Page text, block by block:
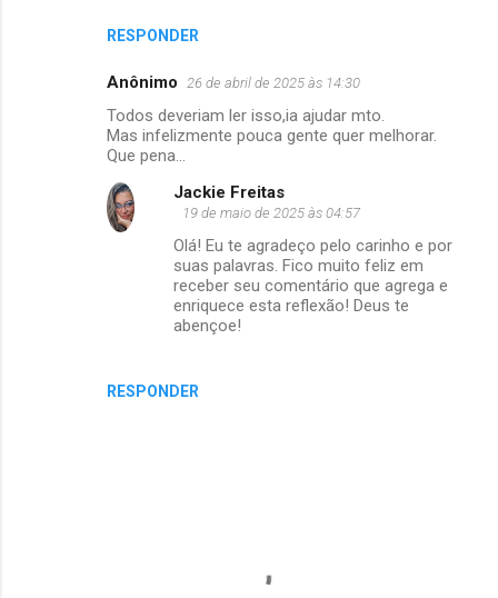
RESPONDER
Anônimo 26 de abril de 2025 às 14:30
Todos deveriam ler isso,ia ajudar mto.
Mas infelizmente pouca gente quer melhorar.
Que pena...
RESPONDER
Jackie Freitas
19 de maio de 2025 às 04:57
Olá! Eu te agradeço pelo carinho e por
suas palavras. Fico muito feliz em
receber seu comentário que agrega e
enriquece esta reflexão! Deus te
abençoe!